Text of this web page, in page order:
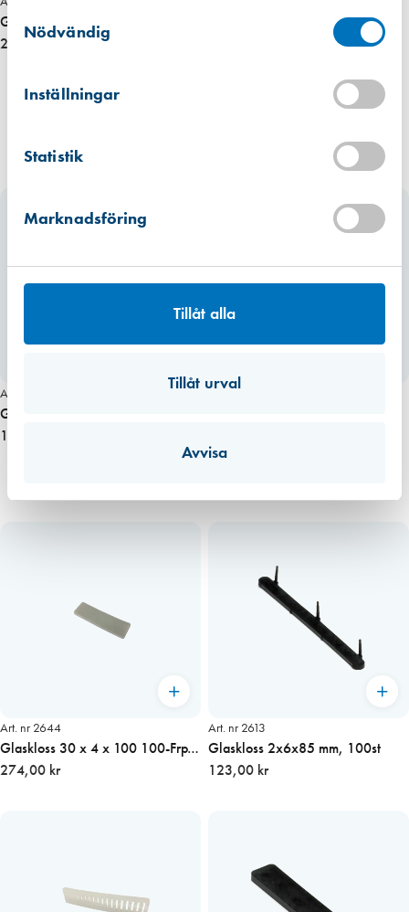
Samtyckesval
Nödvändig
Inställningar
Statistik
Marknadsföring
Tillåt alla
Tillåt urval
Avvisa
Glaskloss 36 x 4 x 100 Svart 100-Frp (700 st/kart)
286,00 kr
Art. nr 2623
Glaskloss 20x4x100 mm, 100st
144,00 kr
Art. nr 2642
Art. nr 2644
Glaskloss 30 x 4 x 100 100-Frp
(700 st/kart)
274,00 kr
Art. nr 2613
Glaskloss 2x6x85 mm, 100st
123,00 kr
Finns i lager (18 st)
Förväntad leverans: 2026-08-06
Hitta hit
Hitta hit